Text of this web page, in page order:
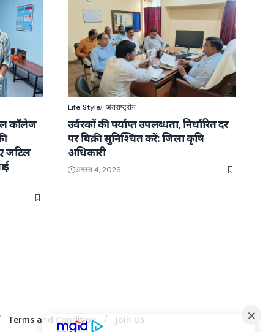
कॉलेज
जटिल
Life Style अंतराष्ट्रीय
उर्वरकों की पर्याप्त उपलब्धता, निर्धारित दर
पर बिक्री सुनिश्चित करें: जिला कृषि
अधिकारी
अगस्त 4, 2026
Terms and Condition Join Us